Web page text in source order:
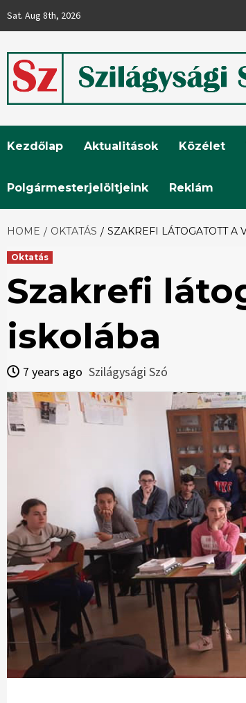
Sat. Aug 8th, 2026
Szó
Kezdőlap Aktualitások Közélet
Polgármesterjelöltjeink Reklám
HOME OKTATÁS SZAKREFI LÁTOGATOTT A
Oktatás
Szakrefi
iskolába
7 years ago Szilágysági Szó